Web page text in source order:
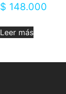
$ 148.000
Leer más